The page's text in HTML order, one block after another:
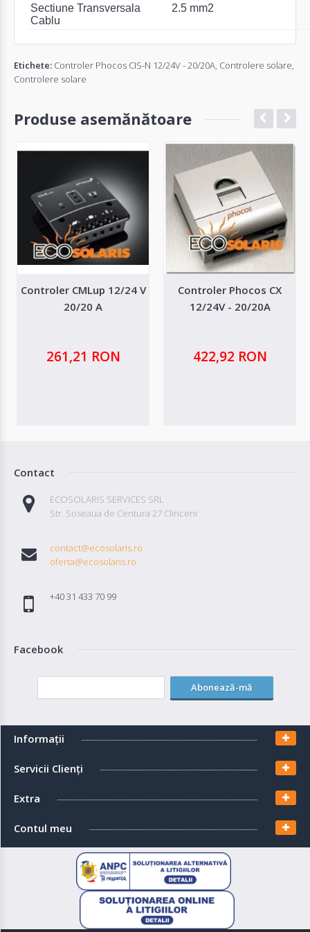
Sectiune Transversala
Cablu
2.5 mm2
Etichete: Controler Phocos CIS-N 12/24V - 20/20A Controlere solare
Controlere solare
Produse asemănătoare
Controler CMLup 12/24 V
20/20 A
261,21 RON
Controler Phocos CX
12/24V - 20/20A
422,92 RON
Contact
ECOSOLARIS SERVICES SRL
Str. Soseaua de Centura 27 Clinceni
contact@ecosolaris.ro
oferta@ecosolaris.ro
+40 31 433 70 99
Facebook
Abonează-mă
Informaţii
Servicii Clienţi
Extra
Contul meu